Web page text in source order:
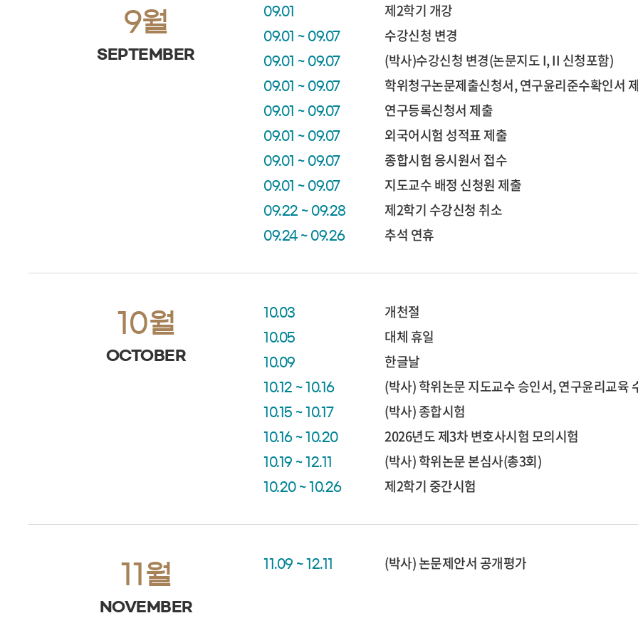
9월
SEPTEMBER
09.01 제2학기 개강
09.01 ~ 09.07 수강신청 변경
09.01 ~ 09.07 (박사)수강신청 변경(논문지도 I, II 신청포함)
09.01 ~ 09.07 학위청구논문제출신청서, 연구윤리준수확인서
09.01 ~ 09.07 연구등록신청서 제출
09.01 ~ 09.07 외국어시험 성적표 제출
09.01 ~ 09.07 종합시험 응시원서 접수
09.01 ~ 09.07 지도교수 배정 신청원 제출
09.22 ~ 09.28 제2학기 수강신청 취소
09.24 ~ 09.26 추석 연휴
10월
OCTOBER
10.03 개천절
10.05 대체 휴일
10.09 한글날
10.12 ~ 10.16 (박사) 학위논문 지도교수 승인서, 연구윤리교육
10.15 ~ 10.17 (박사) 종합시험
10.16 ~ 10.20 2026년도 제3차 변호사시험 모의시험
10.19 ~ 12.11 (박사) 학위논문 본심사(총3회)
10.20 ~ 10.26 제2학기 중간시험
11월
NOVEMBER
11.09 ~ 12.11 (박사) 논문제안서 공개평가